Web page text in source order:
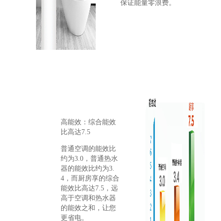
保证能量零浪费。
高能效：综合能效
比高达7.5
普通空调的能效比
约为3.0，普通热水
器的能效比约为3.
4，而厨房享的综合
能效比高达7.5，远
高于空调和热水器
的能效之和，让您
更省电。